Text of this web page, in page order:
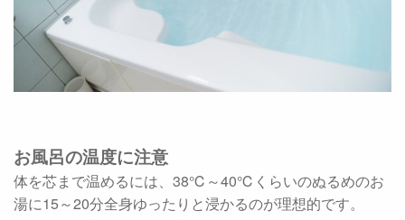
お風呂の温度に注意
体を芯まで温めるには、38℃～40℃くらいのぬるめのお
湯に15～20分全身ゆったりと浸かるのが理想的です。